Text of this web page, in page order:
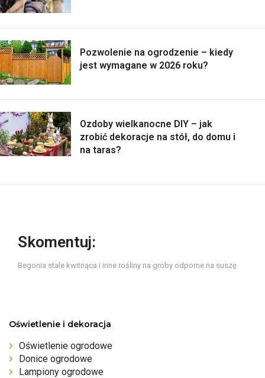
Pozwolenie na ogrodzenie – kiedy
jest wymagane w 2026 roku?
Ozdoby wielkanocne DIY – jak
zrobić dekoracje na stół, do domu i
na taras?
Skomentuj:
Begonia stale kwitnąca i inne rośliny na groby odporne na suszę
Oświetlenie i dekoracja
Oświetlenie ogrodowe
Donice ogrodowe
Lampiony ogrodowe